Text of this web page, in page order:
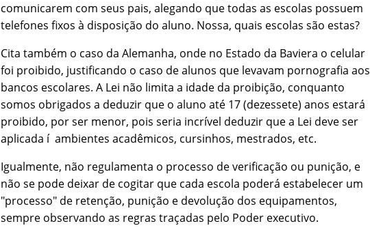
comunicarem com seus pais, alegando que todas as escolas possuem
telefones fixos à disposição do aluno. Nossa, quais escolas são estas?
Cita também o caso da Alemanha, onde no Estado da Baviera o celular
foi proibido, justificando o caso de alunos que levavam pornografia aos
bancos escolares. A Lei não limita a idade da proibição, conquanto
somos obrigados a deduzir que o aluno até 17 (dezessete) anos estará
proibido, por ser menor, pois seria incrí­vel deduzir que a Lei deve ser
aplicada í ambientes acadêmicos, cursinhos, mestrados, etc.
Igualmente, não regulamenta o processo de verificação ou punição, e
não se pode deixar de cogitar que cada escola poderá estabelecer um
"processo" de retenção, punição e devolução dos equipamentos,
sempre observando as regras traçadas pelo Poder executivo.